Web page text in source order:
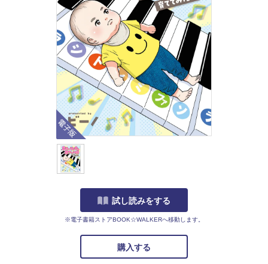
電子版
試し読みをする
※電子書籍ストアBOOK☆WALKERへ移動します。
購入する